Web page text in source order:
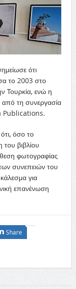
ότι
το 2003 στο
Τουρκία, ενώ η
τη συνεργασία
Publications.
όσο το
βιβλίου
φωτογραφίας
συνεπειών του
για
επανένωση
Share